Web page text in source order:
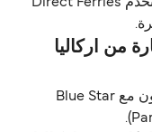
بين اركاليا (Iraklia) و باروس (Paros). استخدم Direct Ferries
من اركاليا
إيه، الركاب بدون سيارات يقدرون يسافرون مع Blue Star